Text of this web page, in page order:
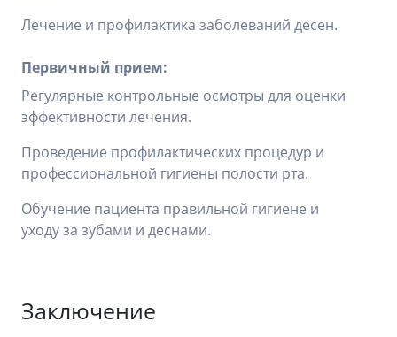
Лечение и профилактика заболеваний десен.
Первичный прием:
Регулярные контрольные осмотры для оценки
эффективности лечения.
Проведение профилактических процедур и
профессиональной гигиены полости рта.
Обучение пациента правильной гигиене и
уходу за зубами и деснами.
Заключение